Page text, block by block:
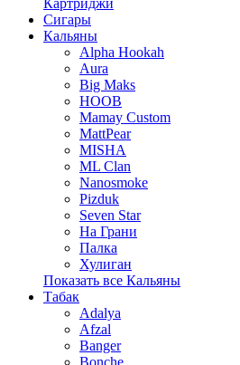
Картриджи
Сигары
Кальяны
Alpha Hookah
Aura
Big Maks
HOOB
Mamay Custom
MattPear
MISHA
ML Clan
Nanosmoke
Pizduk
Seven Star
На Грани
Палка
Хулиган
Показать все Кальяны
Табак
Adalya
Afzal
Banger
Bonche